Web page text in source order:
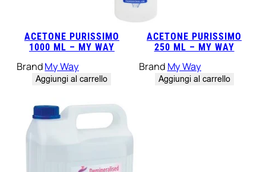
ACETONE PURISSIMO
1000 ML – MY WAY
BrandMy Way
Aggiungi al carrello
ACETONE PURISSIMO
250 ML – MY WAY
Brand My Way
Aggiungi al carrello